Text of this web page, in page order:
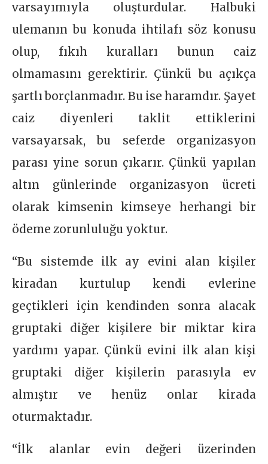
varsayımıyla oluşturdular. Halbuki
ulemanın bu konuda ihtilafı söz konusu
olup, fıkıh kuralları bunun caiz
olmamasını gerektirir. Çünkü bu açıkça
şartlı borçlanmadır. Bu ise haramdır. Şayet
caiz diyenleri taklit ettiklerini
varsayarsak, bu seferde organizasyon
parası yine sorun çıkarır. Çünkü yapılan
altın günlerinde organizasyon ücreti
olarak kimsenin kimseye herhangi bir
ödeme zorunluluğu yoktur.
“Bu sistemde ilk ay evini alan kişiler
kiradan kurtulup kendi evlerine
geçtikleri için kendinden sonra alacak
gruptaki diğer kişilere bir miktar kira
yardımı yapar. Çünkü evini ilk alan kişi
gruptaki diğer kişilerin parasıyla ev
almıştır ve henüz onlar kirada
oturmaktadır.
“İlk alanlar evin değeri üzerinden